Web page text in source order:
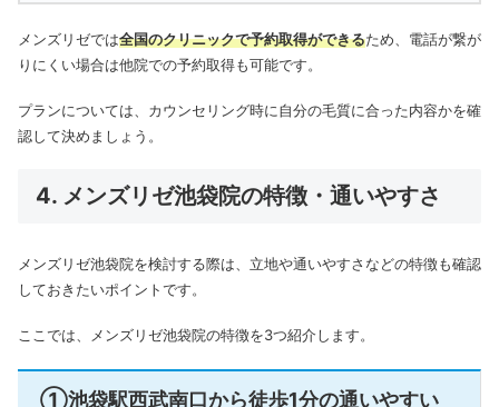
メンズリゼでは全国のクリニックで予約取得ができるため、電話が繋が
りにくい場合は他院での予約取得も可能です。
プランについては、カウンセリング時に自分の毛質に合った内容かを確
認して決めましょう。
4. メンズリゼ池袋院の特徴・通いやすさ
メンズリゼ池袋院を検討する際は、立地や通いやすさなどの特徴も確認
しておきたいポイントです。
ここでは、メンズリゼ池袋院の特徴を3つ紹介します。
①池袋駅西武南口から徒歩1分の通いやすい